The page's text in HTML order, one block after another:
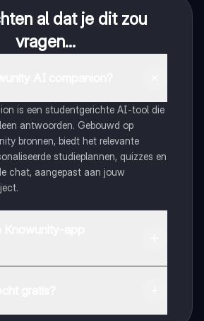
al dat je dit zou
vragen...
is een studentgerichte AI-tool die
antwoorden. Gebouwd op
bronnen, biedt het relevante
studieplannen, quizzes en
chat, aangepast aan jouw